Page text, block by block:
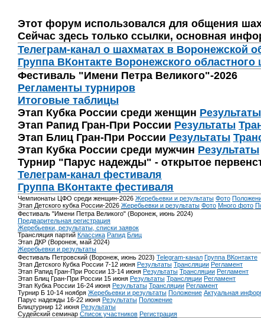
Этот форум использовался для общения
Сейчас здесь только ссылки, основная
Телеграм-канал о шахматах в Воронежской
Группа ВКонтакте Воронежского областного
Фестиваль "Имени Петра Великого"-2026
Регламенты турниров
Итоговые таблицы
Этап Кубка России среди женщин Результаты
Этап Рапид Гран-При России Результаты
Этап Блиц Гран-При России Результаты
Этап Кубка России среди мужчин Результаты
Турнир "Парус надежды" - открытое
Телеграм-канал фестиваля
Группа ВКонтакте фестиваля
Чемпионаты ЦФО среди женщин-2026 Жеребьевки и результаты Фото
Этап Детского кубка России-2026 Жеребьевки и результаты Фото Много фото
Фестиваль "Имени Петра Великого" (Воронеж, июнь 2024)
Предварительная регистрация
Жеребьевки, результаты, списки заявок
Трансляция партий Классика Рапид Блиц
Этап ДКР (Воронеж, май 2024)
Жеребьевки и результаты
Фестиваль Петровский (Воронеж, июнь 2023) Telegram-канал Группа ВКонтакте
Этап Детского Кубка России 7-12 июня Результаты Трансляции Регламент
Этап Рапид Гран-При России 13-14 июня Результаты Трансляции Регламент
Этап Блиц Гран-При России 15 июня Результаты Трансляции Регламент
Этап Кубка России 16-24 июня Результаты Трансляции Регламент
Турнир Б 10-14 ноября Жеребьевки и результаты Положение Актуальная
Парус надежды 16-22 июня Результаты Положение
Блицтурнир 12 июня Результаты
Судейский семинар Список участников Регистрация